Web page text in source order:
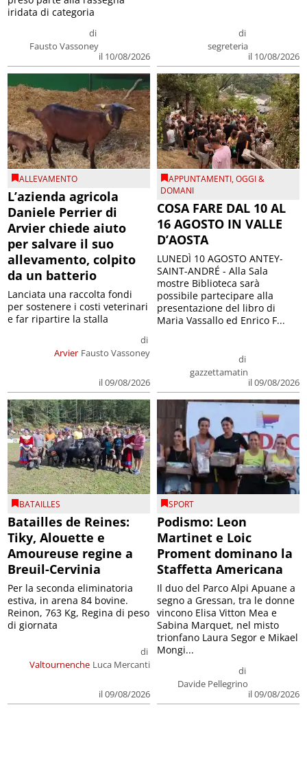
di
Fausto Vassoney
il 10/08/2026
iridata di categoria
di
segreteria
il 10/08/2026
ALLEVAMENTO
L’azienda agricola
Daniele Perrier di
Arvier chiede aiuto
per salvare il suo
allevamento, colpito
da un batterio
Arvier
di
Fausto Vassoney
il 09/08/2026
Lanciata una raccolta fondi
per sostenere i costi veterinari
e far ripartire la stalla
APPUNTAMENTI,OGGI &
DOMANI
COSA FARE DAL 10 AL
16 AGOSTO IN VALLE
D’AOSTA
di
gazzettamatin
il 09/08/2026
LUNEDÌ 10 AGOSTO ANTEY-
SAINT-ANDRÉ - Alla Sala
mostre Biblioteca sarà
possibile partecipare alla
presentazione del libro di
Maria Vassallo ed Enrico F...
BATAILLES
Batailles de Reines:
Tiky, Alouette e
Amoureuse regine a
Breuil-Cervinia
Valtournenche
di
Luca Mercanti
il 09/08/2026
Per la seconda eliminatoria
estiva, in arena 84 bovine.
Reinon, 763 Kg, Regina di peso
di giornata
SPORT
Podismo: Leon
Martinet e Loic
Proment dominano la
Staffetta Americana
di
Davide Pellegrino
il 09/08/2026
Il duo del Parco Alpi Apuane a
segno a Gressan, tra le donne
vincono Elisa Vitton Mea e
Sabina Marquet, nel misto
trionfano Laura Segor e Mikael
Mongi...